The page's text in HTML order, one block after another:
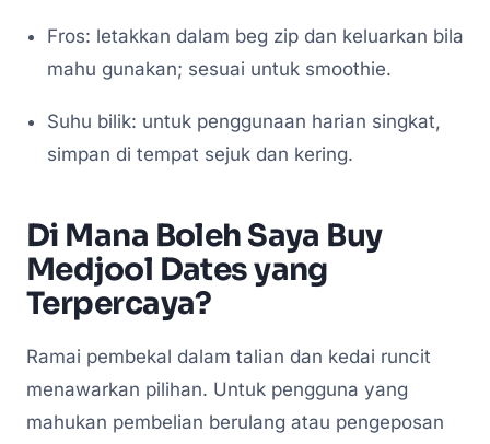
Fros: letakkan dalam beg zip dan keluarkan bila
mahu gunakan; sesuai untuk smoothie.
Suhu bilik: untuk penggunaan harian singkat,
simpan di tempat sejuk dan kering.
Di Mana Boleh Saya Buy
Medjool Dates yang
Terpercaya?
Ramai pembekal dalam talian dan kedai runcit
menawarkan pilihan. Untuk pengguna yang
mahukan pembelian berulang atau pengeposan